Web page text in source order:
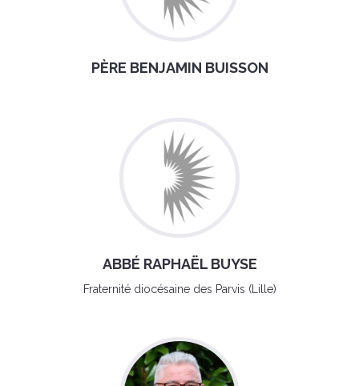
PÈRE BENJAMIN BUISSON
ABBÉ RAPHAËL BUYSE
Fraternité diocésaine des Parvis (Lille)